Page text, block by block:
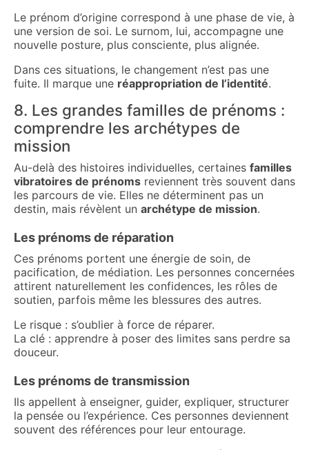
Le prénom d’origine correspond à une phase de vie, à
une version de soi. Le surnom, lui, accompagne une
nouvelle posture, plus consciente, plus alignée.
Dans ces situations, le changement n’est pas une
fuite. Il marque une réappropriation de l’identité.
8. Les grandes familles de prénoms :
comprendre les archétypes de
mission
Au-delà des histoires individuelles, certaines familles
vibratoires de prénoms reviennent très souvent dans
les parcours de vie. Elles ne déterminent pas un
destin, mais révèlent un archétype de mission.
Les prénoms de réparation
Ces prénoms portent une énergie de soin, de
pacification, de médiation. Les personnes concernées
attirent naturellement les confidences, les rôles de
soutien, parfois même les blessures des autres.
Le risque : s’oublier à force de réparer.
La clé : apprendre à poser des limites sans perdre sa
douceur.
Les prénoms de transmission
Ils appellent à enseigner, guider, expliquer, structurer
la pensée ou l’expérience. Ces personnes deviennent
souvent des références pour leur entourage.